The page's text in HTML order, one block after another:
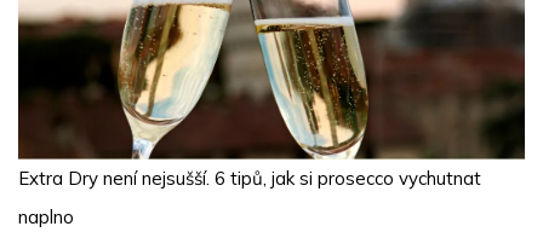
Extra Dry není nejsušší. 6 tipů, jak si prosecco vychutnat
naplno